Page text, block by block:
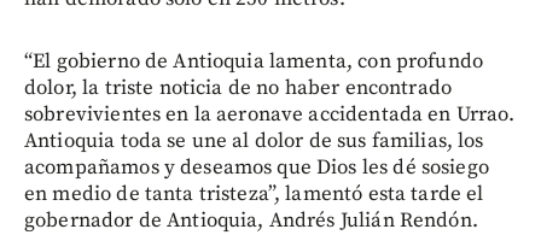
“El gobierno de Antioquia lamenta, con profundo
dolor, la triste noticia de no haber encontrado
sobrevivientes en la aeronave accidentada en Urrao.
Antioquia toda se une al dolor de sus familias, los
acompañamos y deseamos que Dios les dé sosiego
en medio de tanta tristeza”, lamentó esta tarde el
gobernador de Antioquia, Andrés Julián Rendón.